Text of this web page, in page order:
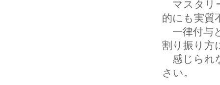
マスタリ
的にも実質
一律付与
割り振り方
感じられ
さい。